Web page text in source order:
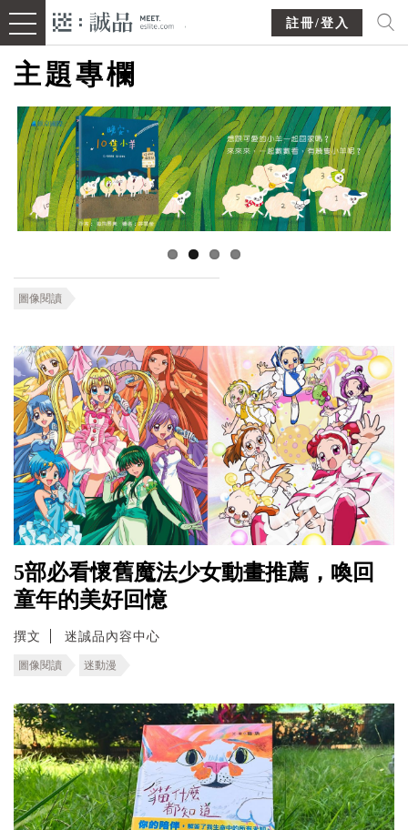
註冊/登入
主題專欄
圖像閱讀
5部必看懷舊魔法少女動畫推薦，喚回
童年的美好回憶
撰文 迷誠品內容中心
圖像閱讀 迷動漫